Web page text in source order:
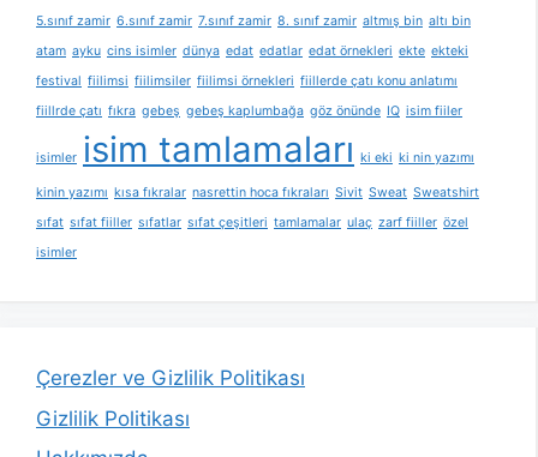
5.sınıf zamir 6.sınıf zamir 7.sınıf zamir 8. sınıf zamir altmış bin altı bin
atam ayku cins isimler dünya edat edatlar edat örnekleri ekte ekteki
festival fiilimsi fiilimsiler fiilimsi örnekleri fiillerde çatı konu anlatımı
fiillrde çatı fıkra gebeş gebeş kaplumbağa göz önünde IQ isim fiiler
isimler isim tamlamaları ki eki ki nin yazımı
kinin yazımı kısa fıkralar nasrettin hoca fıkraları Sivit Sweat Sweatshirt
sıfat sıfat fiiller sıfatlar sıfat çeşitleri tamlamalar ulaç zarf fiiller özel
isimler
Çerezler ve Gizlilik Politikası
Gizlilik Politikası